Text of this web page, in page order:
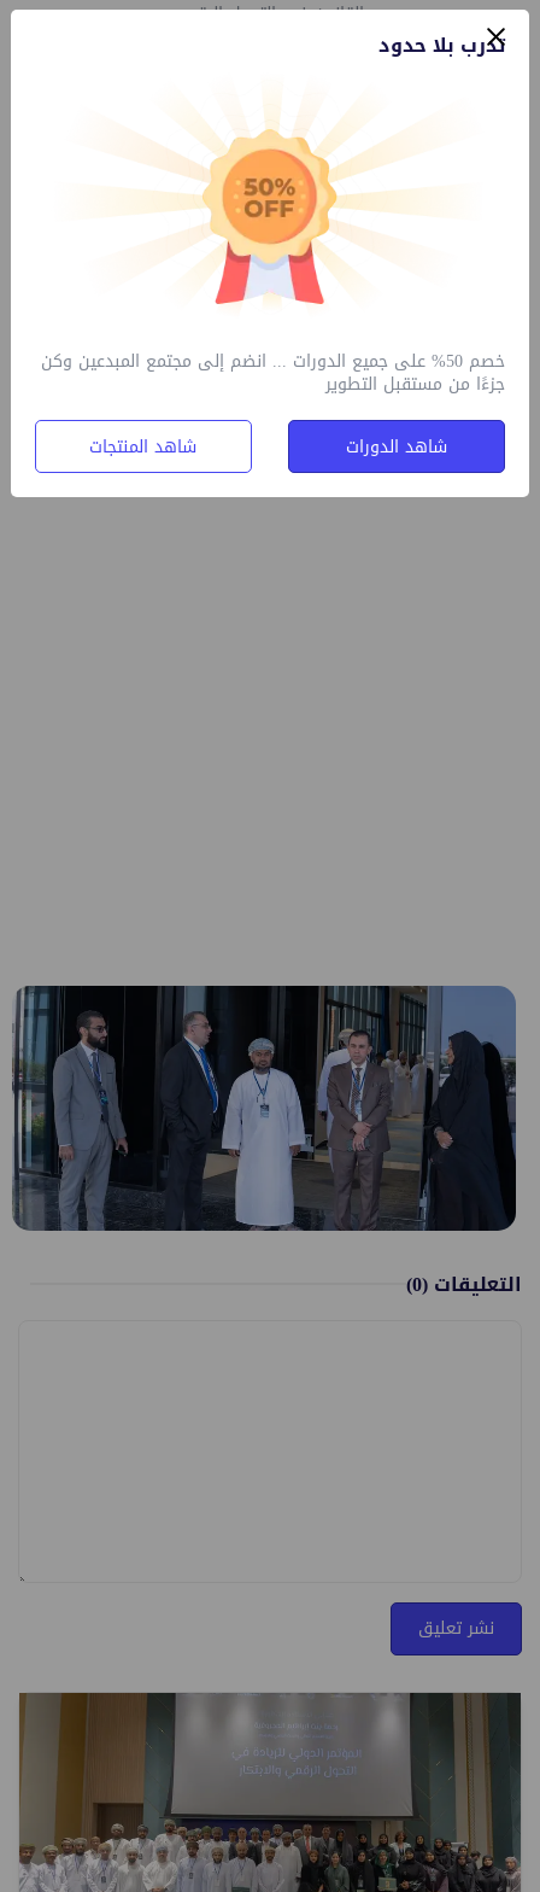
والقانون في التحول الرقمي.
التدريبية بطريقة
ممتعة وشيقة، ومشاركة أفضل الممارسات والخبرات، وتبادل
المعلومات.
رعى فعاليات
المؤتمر شركة مترو مسقط الرائدة في التجارة الإلكترونية حيث قدمت
نموذج ريادي في
التحول الرقمي والابتكار.
التعليقات(0)
نشر تعليق
تدرب بلا حدود
خصم 50% على جميع الدورات ... انضم إلى مجتمع المبدعين وكن
جزءًا من مستقبل التطوير
شاهد الدورات
شاهد المنتجات